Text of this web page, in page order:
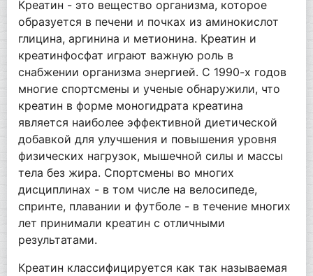
Креатин - это вещество организма, которое
образуется в печени и почках из аминокислот
глицина, аргинина и метионина. Креатин и
креатинфосфат играют важную роль в
снабжении организма энергией. С 1990-х годов
многие спортсмены и ученые обнаружили, что
креатин в форме моногидрата креатина
является наиболее эффективной диетической
добавкой для улучшения и повышения уровня
физических нагрузок, мышечной силы и массы
тела без жира. Спортсмены во многих
дисциплинах - в том числе на велосипеде,
спринте, плавании и футболе - в течение многих
лет принимали креатин с отличными
результатами.
Креатин классифицируется как так называемая